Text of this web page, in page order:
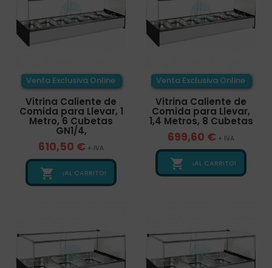
Venta Exclusiva Online
Vitrina Caliente de
Comida para Llevar, 1
Metro, 6 Cubetas
GN1/4,
610,50 € + IVA
 ¡AL CARRITO!
Venta Exclusiva Online
Vitrina Caliente de
Comida para Llevar,
1,4 Metros, 8 Cubetas
699,60 € + IVA
 ¡AL CARRITO!